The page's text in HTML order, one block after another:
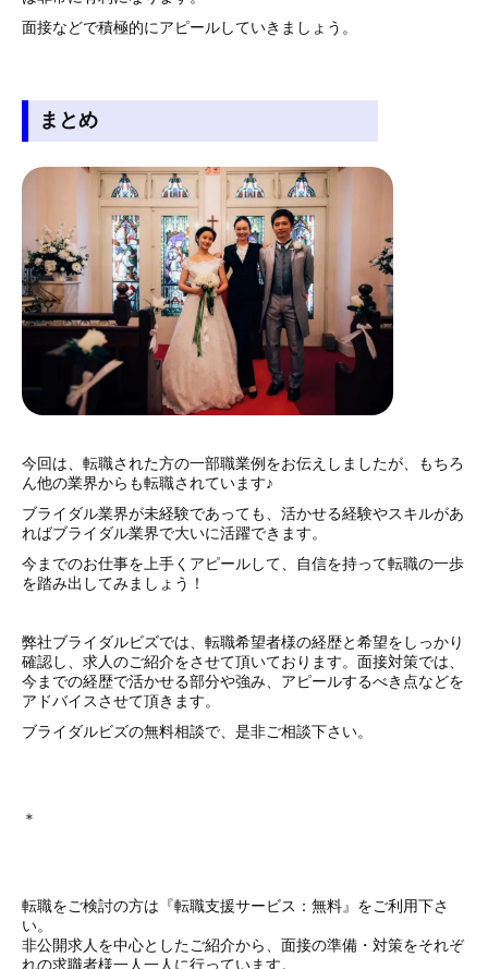
面接などで積極的にアピールしていきましょう。
まとめ
今回は、転職された方の一部職業例をお伝えしましたが、もちろ
ん他の業界からも転職されています♪
ブライダル業界が未経験であっても、活かせる経験やスキルがあ
ればブライダル業界で大いに活躍できます。
今までのお仕事を上手くアピールして、自信を持って転職の一歩
を踏み出してみましょう！
弊社ブライダルビズでは、転職希望者様の経歴と希望をしっかり
確認し、求人のご紹介をさせて頂いております。面接対策では、
今までの経歴で活かせる部分や強み、アピールするべき点などを
アドバイスさせて頂きます。
ブライダルビズの無料相談で、是非ご相談下さい。
＊
転職をご検討の方は『転職支援サービス：無料』をご利用下さ
い。
非公開求人を中心としたご紹介から、面接の準備・対策をそれぞ
れの求職者様一人一人に行っています。